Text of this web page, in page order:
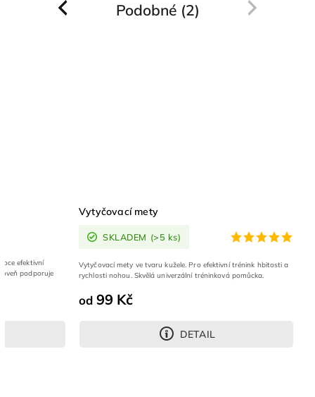
Podobné (2)
Previous
efektivní
podporuje
Vytyčovací mety
SKLADEM (>5 ks)
od 99 Kč
DETAIL
Vytyčovací mety ve tvaru kužele. Pro efektivní trénink hbitosti a
rychlosti nohou. Skvělá univerzální tréninková pomůcka.
Next